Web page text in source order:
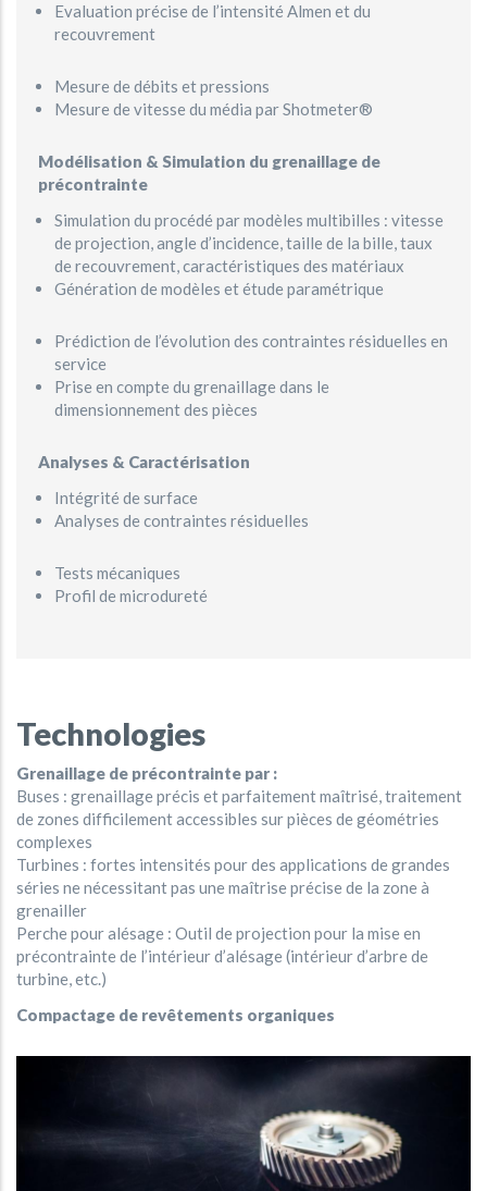
Evaluation précise de l’intensité Almen et du
recouvrement
Mesure de débits et pressions
Mesure de vitesse du média par Shotmeter®
Modélisation & Simulation du grenaillage de
précontrainte
Simulation du procédé par modèles multibilles : vitesse
de projection, angle d’incidence, taille de la bille, taux
de recouvrement, caractéristiques des matériaux
Génération de modèles et étude paramétrique
Prédiction de l’évolution des contraintes résiduelles en
service
Prise en compte du grenaillage dans le
dimensionnement des pièces
Analyses & Caractérisation
Intégrité de surface
Analyses de contraintes résiduelles
Tests mécaniques
Profil de microdureté
Technologies
Grenaillage de précontrainte par :
Buses : grenaillage précis et parfaitement maîtrisé, traitement
de zones difficilement accessibles sur pièces de géométries
complexes
Turbines : fortes intensités pour des applications de grandes
séries ne nécessitant pas une maîtrise précise de la zone à
grenailler
Perche pour alésage : Outil de projection pour la mise en
précontrainte de l’intérieur d’alésage (intérieur d’arbre de
turbine, etc.)
Compactage de revêtements organiques